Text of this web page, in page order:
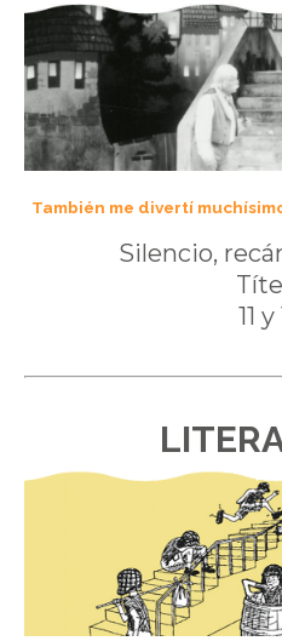
También me divertí
Silencio,
11 y